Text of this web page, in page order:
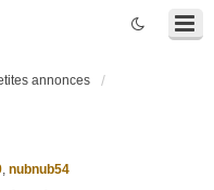
annonces
, nubnub54